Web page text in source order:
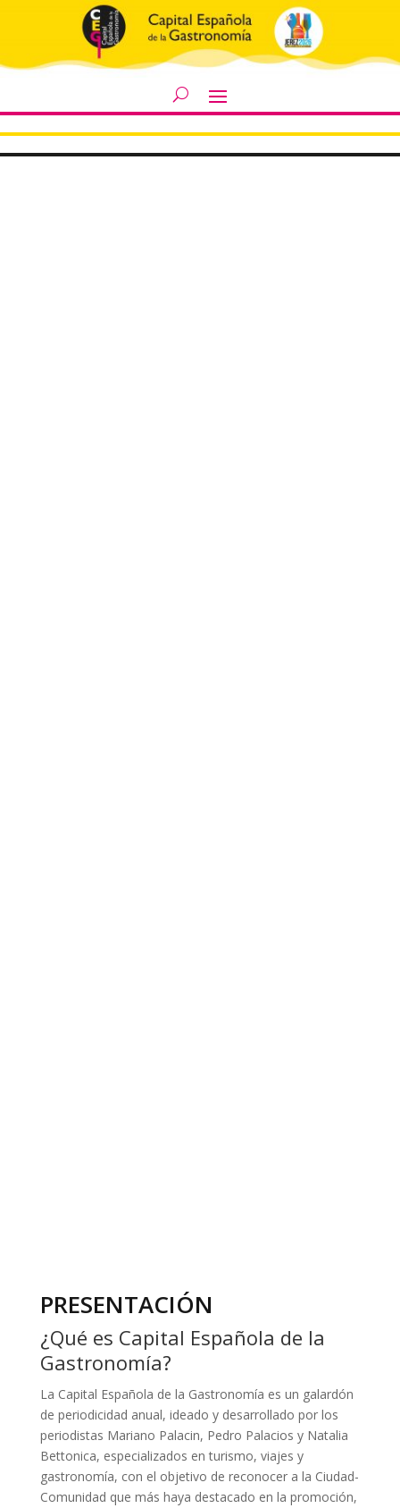
PRESENTACIÓN
¿Qué es Capital Española de la
Gastronomía?
La Capital Española de la Gastronomía es un galardón
de periodicidad anual, ideado y desarrollado por los
periodistas Mariano Palacin, Pedro Palacios y Natalia
Bettonica, especializados en turismo, viajes y
gastronomía, con el objetivo de reconocer a la Ciudad-
Comunidad que más haya destacado en la promoción,